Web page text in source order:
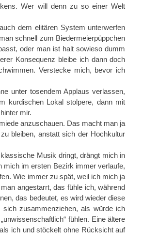
Wer will denn zu so einer Welt
dem elitären System unterwerfen
schnell zum Biedermeierpüppchen
oder man ist halt sowieso dumm
Konsequenz bleibe ich dann doch
Verstecke mich, bevor ich
unter tosendem Applaus verlassen,
kurdischen Lokal stolpere, dann mit
mir.
anzuschauen. Das macht man ja
bleiben, anstatt sich der Hochkultur
Musik dringt, drängt mich in
mich im ersten Bezirk immer verlaufe,
Wie immer zu spät, weil ich mich ja
angestarrt, das fühle ich, während
das bedeutet, es wird wieder diese
zusammenziehen, als würde ich
fühlen. Eine ältere
ich und stöckelt ohne Rücksicht auf